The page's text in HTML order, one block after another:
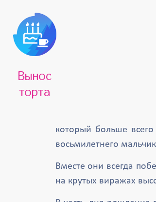
Вынос
торта
который больше
восьмилетнего
Вместе они всегда
на крутых виражах